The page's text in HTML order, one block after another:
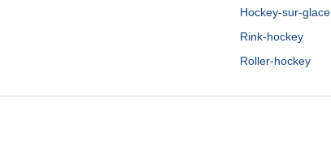
Hockey-sur-glace
Rink-hockey
Roller-hockey